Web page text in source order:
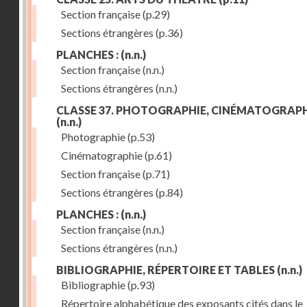
Section française(p.29)
Sections étrangères (p.36)
PLANCHES : (n.n.)
Section française(n.n.)
Sections étrangères (n.n.)
CLASSE 37. PHOTOGRAPHIE,
(n.n.)
Photographie(p.53)
Cinématographie(p.61)
Section française(p.71)
Sections étrangères (p.84)
PLANCHES : (n.n.)
Section française(n.n.)
Sections étrangères (n.n.)
BIBLIOGRAPHIE, RÉPERTOIRE ET TABLES (n.n.)
Bibliographie(p.93)
Répertoire alphabétique des exposants cités dans le